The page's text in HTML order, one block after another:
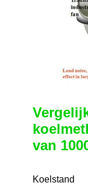
van
Koelstand